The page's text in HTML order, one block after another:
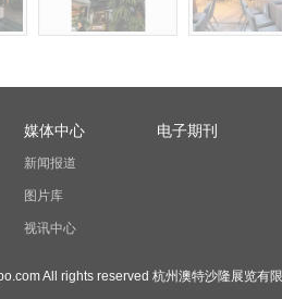
媒体中心
新闻报道
图片库
视讯中心
电子期刊
All rights reserved 杭州澳特沙隆展览有